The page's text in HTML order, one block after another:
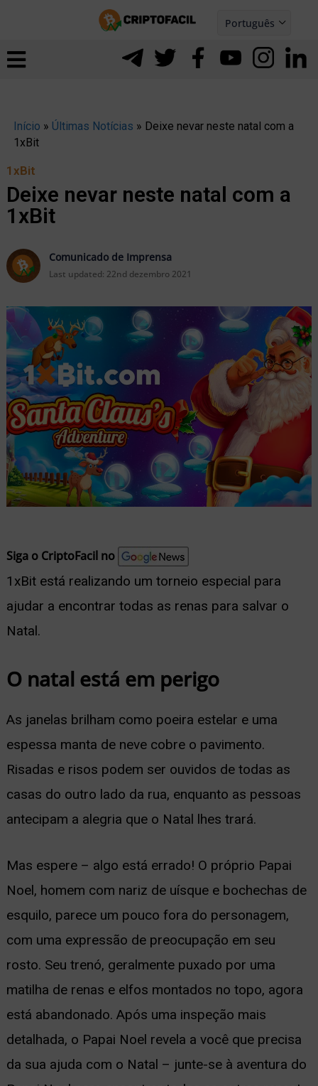
Português
Español
Início » Últimas Notícias » Deixe nevar neste natal com a
1xBit
1xBit
Deixe nevar neste natal com a
1xBit
Comunicado de Imprensa
Last updated: 22nd dezembro 2021
Siga o CriptoFacil no
1xBit está realizando um torneio especial para
ajudar a encontrar todas as renas para salvar o
Natal.
O natal está em perigo
As janelas brilham como poeira estelar e uma
espessa manta de neve cobre o pavimento.
Risadas e risos podem ser ouvidos de todas as
casas do outro lado da rua, enquanto as pessoas
antecipam a alegria que o Natal lhes trará.
Mas espere – algo está errado! O próprio Papai
Noel, homem com nariz de uísque e bochechas de
esquilo, parece um pouco fora do personagem,
com uma expressão de preocupação em seu
rosto. Seu trenó, geralmente puxado por uma
matilha de renas e elfos montados no topo, agora
está abandonado. Após uma inspeção mais
detalhada, o Papai Noel revela a você que precisa
da sua ajuda com o Natal – junte-se à aventura do